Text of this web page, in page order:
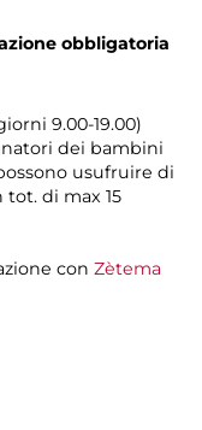
obbligatoria
9.00-19.00)
dei bambini
usufruire di
di max 15
con Zètema